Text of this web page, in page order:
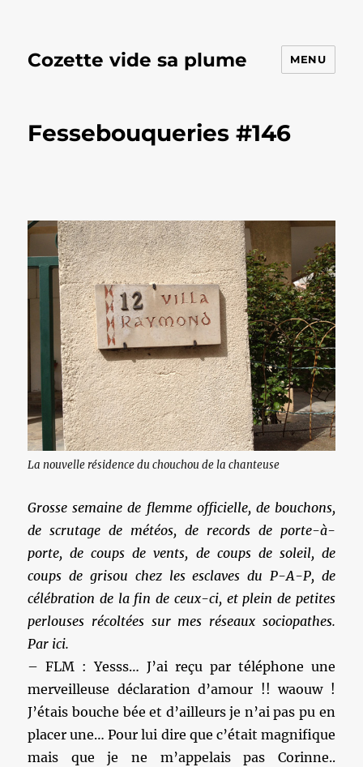
Cozette vide sa plume MENU
Fessebouqueries #146
La nouvelle résidence du chouchou de la chanteuse
Grosse semaine de flemme officielle, de bouchons,
de scrutage de météos, de records de porte-à-
porte, de coups de vents, de coups de soleil, de
coups de grisou chez les esclaves du P-A-P, de
célébration de la fin de ceux-ci, et plein de petites
perlouses récoltées sur mes réseaux sociopathes.
Par ici.
– FLM : Yesss… J’ai reçu par téléphone une
merveilleuse déclaration d’amour !! waouw !
J’étais bouche bée et d’ailleurs je n’ai pas pu en
placer une… Pour lui dire que c’était magnifique
mais que je ne m’appelais pas Corinne..